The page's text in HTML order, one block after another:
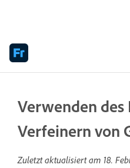
Verwenden des
Verfeinern von
Zuletzt aktualisiert am 18.